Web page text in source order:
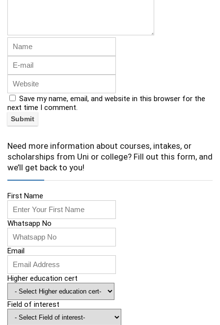
Save my name, email, and website in this browser for the
next time I comment.
Need more information about courses, intakes, or
scholarships from Uni or college? Fill out this form, and
we’ll get back to you!
First Name
Whatsapp No
Email
Higher education cert
Field of interest